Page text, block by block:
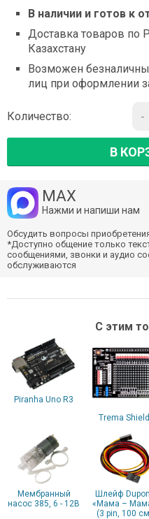
В наличии и готов к
Доставка товаров по
Казахстану
Возможен
лиц при оформлении
Количество: -
В
MAX
Нажми и напиши нам
Обсудить вопросы
*Доступно общение только
сообщениями, звонки и аудио
обслуживаются
С этим
Piranha Uno R3
Trema Shield
Мембранный
насос 385, 6 - 12В
Шлейф
«Мама –
(3 pin, 100